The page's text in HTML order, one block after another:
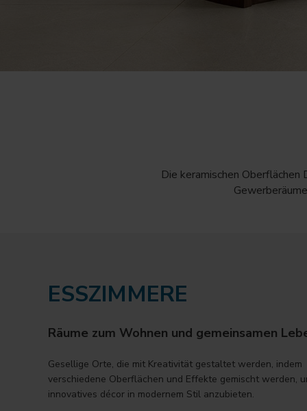
Die keramischen
ESSZIMMERE
Räume zum Wohnen und gemeinsamen
Gesellige Orte, die mit Kreativität gestaltet werden, indem
verschiedene Oberflächen und Effekte gemischt werden,
innovatives décor in modernem Stil anzubieten.